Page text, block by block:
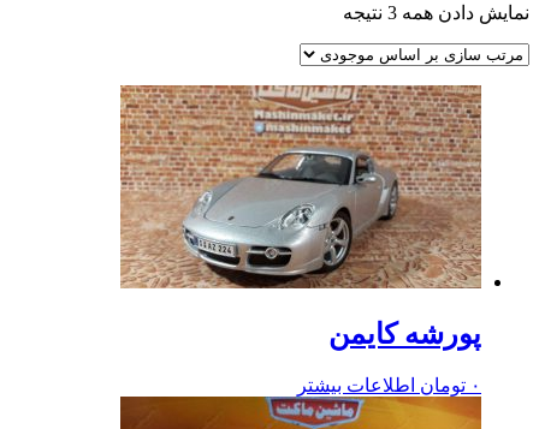
نمایش دادن همه 3 نتیجه
پورشه کایمن
۰ تومان اطلاعات بیشتر